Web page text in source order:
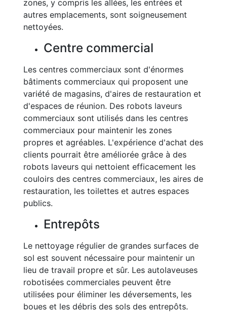
zones, y compris les allées, les entrées et
autres emplacements, sont soigneusement
nettoyées.
Centre commercial
Les centres commerciaux sont d'énormes
bâtiments commerciaux qui proposent une
variété de magasins, d'aires de restauration et
d'espaces de réunion. Des robots laveurs
commerciaux sont utilisés dans les centres
commerciaux pour maintenir les zones
propres et agréables. L'expérience d'achat des
clients pourrait être améliorée grâce à des
robots laveurs qui nettoient efficacement les
couloirs des centres commerciaux, les aires de
restauration, les toilettes et autres espaces
publics.
Entrepôts
Le nettoyage régulier de grandes surfaces de
sol est souvent nécessaire pour maintenir un
lieu de travail propre et sûr. Les autolaveuses
robotisées commerciales peuvent être
utilisées pour éliminer les déversements, les
boues et les débris des sols des entrepôts.